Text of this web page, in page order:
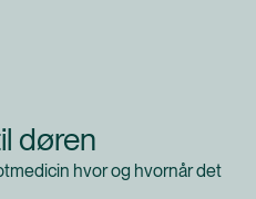
døren
hvor og hvornår det